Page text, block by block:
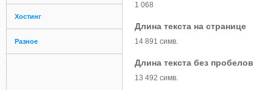
Хостинг
Разное
1 068
Длина текста на странице
14 891 симв.
Длина текста без пробелов
13 492 симв.